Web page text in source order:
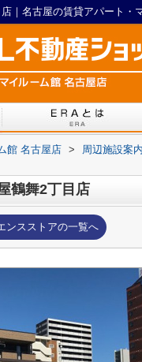
館 名古屋店 > 周辺施設案内
鶴舞2丁目店
ンスストアの一覧へ